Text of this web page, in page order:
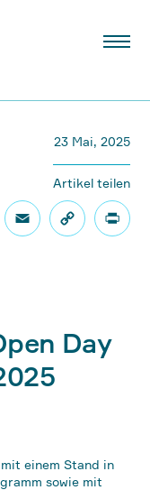
Day
einem Stand in
sowie mit
23 Mai, 2025
Artikel teilen